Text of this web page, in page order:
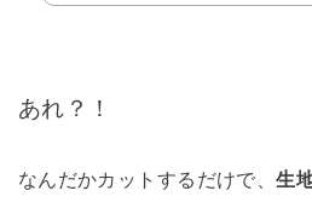
あれ？！
なんだかカットするだけで、生